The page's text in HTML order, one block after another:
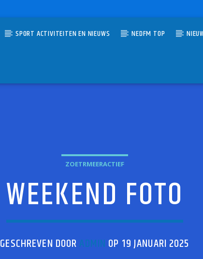
SPORT ACTIVITEITEN EN NIEUWS NEDFM TOP
ZOETRMEERACTIEF
WEEKEND FOTO
GESCHREVEN DOOR ADMIN OP 19 JANUARI 2025